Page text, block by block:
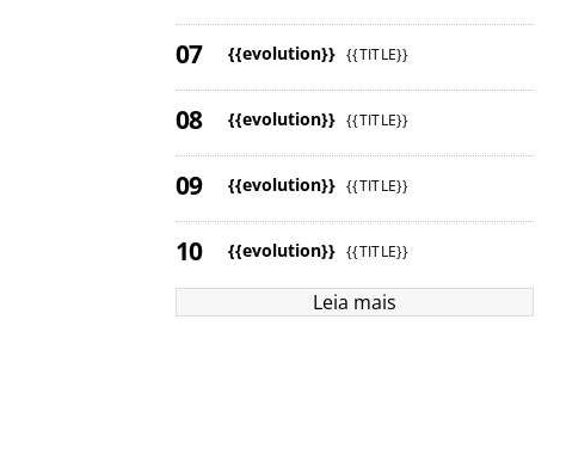
{{evolution}} {{TITLE}}
{{evolution}} {{TITLE}}
{{evolution}} {{TITLE}}
{{evolution}} {{TITLE}}
Leia mais